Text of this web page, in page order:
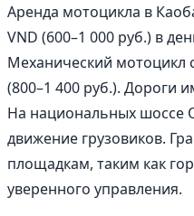
Аренда мотоцикла в
VND (600–1 000 руб.) в
Механический мотоцикл
(800–1 400 руб.). Дороги
На национальных шоссе
движение грузовиков.
площадкам, таким как
уверенного управления.